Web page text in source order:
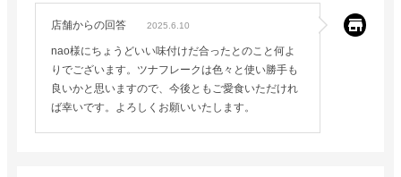
店舗からの回答 2025.6.10
nao様にちょうどいい味付けだ合ったとのこと何よ
りでございます。ツナフレークは色々と使い勝手も
良いかと思いますので、今後ともご愛食いただけれ
ば幸いです。よろしくお願いいたします。